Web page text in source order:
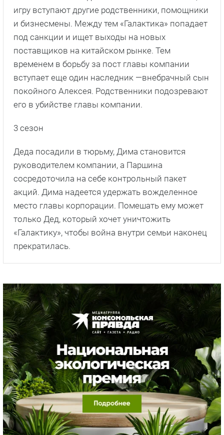
игру вступают другие родственники, помощники
и бизнесмены. Между тем «Галактика» попадает
под санкции и ищет выходы на новых
поставщиков на китайском рынке. Тем
временем в борьбу за пост главы компании
вступает еще один наследник —внебрачный сын
покойного Алексея. Родственники подозревают
его в убийстве главы компании.
3 сезон
Деда посадили в тюрьму, Дима становится
руководителем компании, а Паршина
сосредоточила на себе контрольный пакет
акций. Дима надеется удержать вожделенное
место главы корпорации. Помешать ему может
только Дед, который хочет уничтожить
«Галактику», чтобы война внутри семьи наконец
прекратилась.